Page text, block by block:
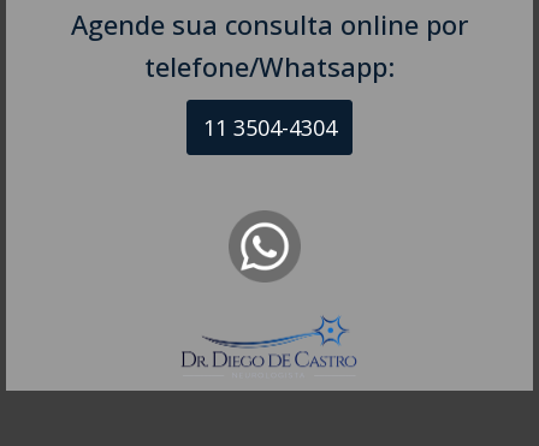
Agende sua consulta online por
telefone/Whatsapp:
11 3504-4304
e o bem-estar das pessoas, com excelência,
humanidade e sustentabilidade. Destinado ao
público em geral.
NEUROLOGISTA EM SÃO PAULO – SP
R. Itapeva, 518 - sala 1301
Bela Vista - São Paulo - SP